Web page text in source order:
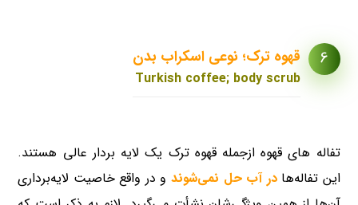
6 قهوه ترک؛ نوعی اسکراب بدن
Turkish coffee; body scrub
تفاله های قهوه ازجمله قهوه ترک یک لایه بردار عالی هستند.
این تفاله‌هادر آب حل نمی‌شوند و در واقع خاصیت لایه‌برداری